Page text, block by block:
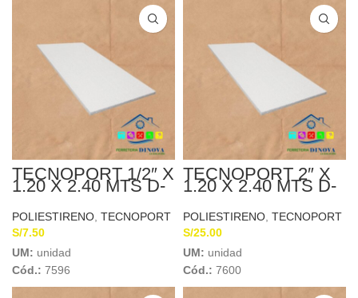
TECNOPORT 1/2″ X
1.20 X 2.40 MTS D-
10
POLIESTIRENO TECNOPORT
S/7.50
UM: unidad
Cód.: 7596
TECNOPORT 2″ X
1.20 X 2.40 MTS D-
10
POLIESTIRENO TECNOPORT
S/25.00
UM: unidad
Cód.: 7600